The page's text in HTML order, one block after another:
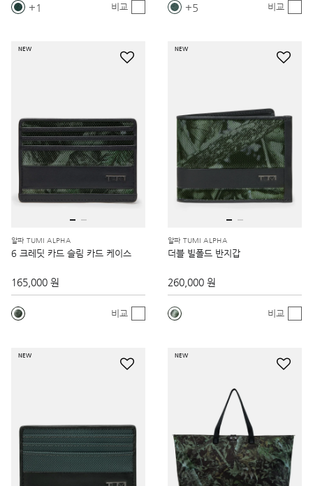
1 비교 5 비교
NEW
알파 TUMI ALPHA
6 크레딧 카드 슬림 카드 케이스
165,000 원
비교
NEW
알파 TUMI ALPHA
더블 빌폴드 반지갑
260,000 원
비교
NEW NEW